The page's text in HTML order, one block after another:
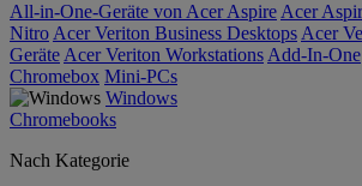
All-in-One-Geräte von Acer Aspire Acer
Nitro Acer Veriton Business Desktops Acer
Geräte Acer Veriton Workstations Add-In-One
Chromebox Mini-PCs
Windows
Chromebooks
Nach Kategorie